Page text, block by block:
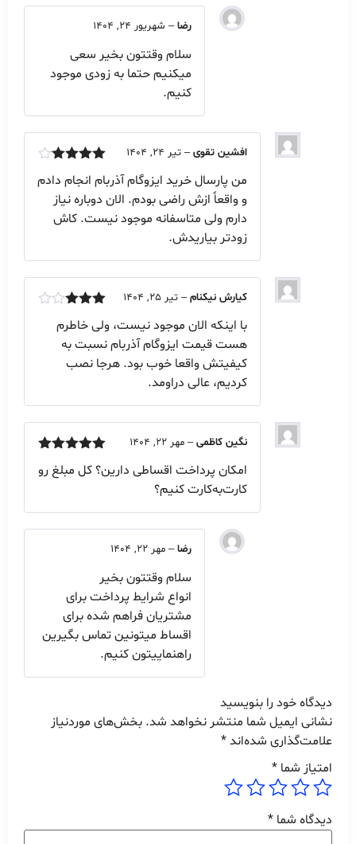
رضا– شهریور 24, 1404
سلام وقتتون بخیر سعی
میکنیم حتما به زودی موجود
کنیم.
از 5
افشین تقوی– تیر 24, 1404
من پارسال خرید ایزوگام آذربام انجام دادم
و واقعاً ازش راضی بودم. الان دوباره نیاز
دارم ولی متاسفانه موجود نیست. کاش
زودتر بیاریدش.
3از 5
کیارش نیکنام– تیر 25, 1404
با اینکه الان موجود نیست، ولی خاطرم
هست قیمت ایزوگام آذربام نسبت به
کیفیتش واقعا خوب بود. هرجا نصب
کردیم، عالی دراومد.
5
نگین کاظمی– مهر 22, 1404
امکان پرداخت اقساطی دارین؟ کل مبلغ رو
کارت‌به‌کارت کنیم؟
رضا– مهر 22, 1404
سلام وقتتون بخیر
انواع شرایط پرداخت برای
مشتریان فراهم شده برای
اقساط میتونین تماس بگیرین
راهنماییتون کنیم.
دیدگاه خود را بنویسید
نشانی ایمیل شما منتشر نخواهد شد. بخش‌های موردنیاز
علامت‌گذاری شده‌اند*
امتیاز شما *
دیدگاه شما *